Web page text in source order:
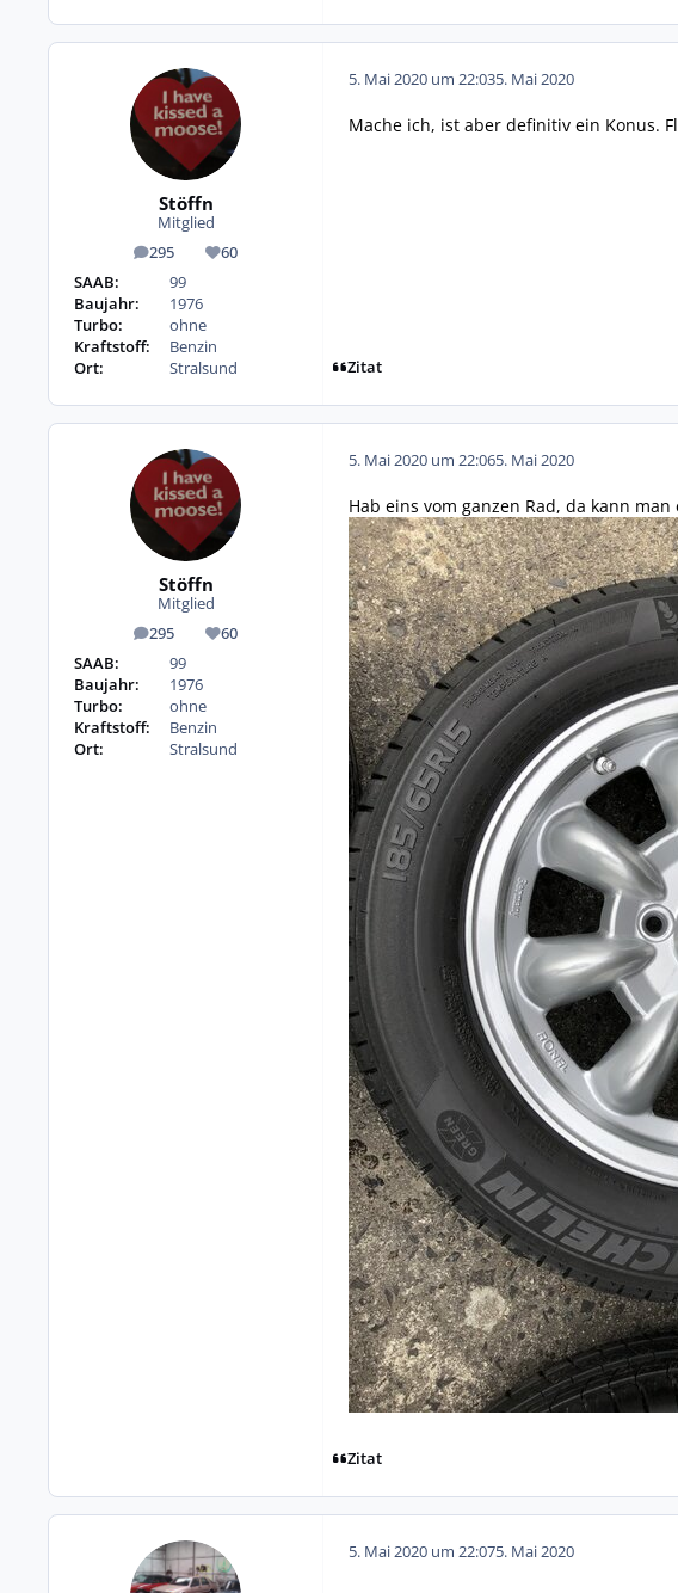
Stöffn
Mitglied
295
Beiträge 60
Reputation
SAAB:
99
Baujahr:
1976
Turbo:
ohne
Kraftstoff:
Benzin
Ort:
Stralsund
5. Mai 2020 um 22:035. Mai 2020
Mache ich, ist aber definitiv ein Konus.
Zitat
Stöffn
Mitglied
295
Beiträge 60
Reputation
SAAB:
99
Baujahr:
1976
Turbo:
ohne
Kraftstoff:
Benzin
Ort:
Stralsund
5. Mai 2020 um 22:065. Mai 2020
Hab eins vom ganzen Rad, da kann
Zitat
5. Mai 2020 um 22:075. Mai 2020